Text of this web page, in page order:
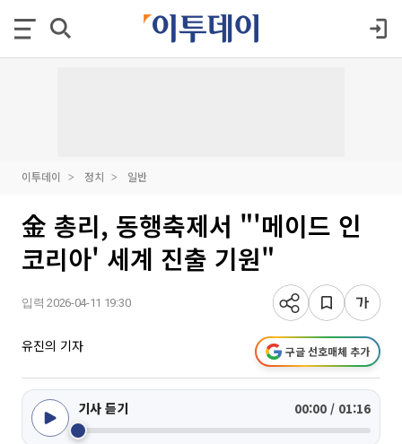
이투데이 정치 일반
金 총리, 동행축제서 "'메이드 인
코리아' 세계 진출 기원"
입력 2026-04-11 19:30
유진의 기자 구글 선호매체 추가
기사 듣기 00:00 / 01:16